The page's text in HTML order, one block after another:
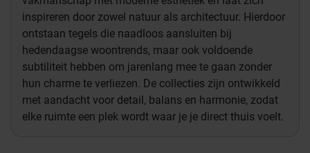
inspireren door zowel natuur als architectuur. Hierdoor
ontstaan tegels die naadloos aansluiten bij
hedendaagse woontrends, maar ook voldoende
subtiliteit hebben om jarenlang mee te gaan zonder
hun charme te verliezen. De collecties zijn ontwikkeld
met aandacht voor detail, balans en harmonie, zodat
elke ruimte een plek wordt waar je je direct thuis voelt.